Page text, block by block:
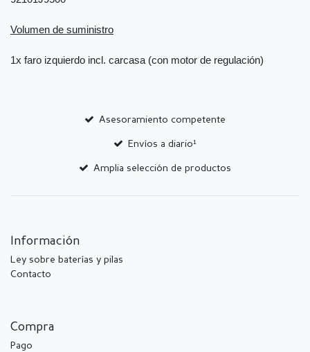
Volumen de suministro
1x faro izquierdo incl. carcasa (con motor de regulación)
Asesoramiento competente
Envíos a diario¹
Amplia selección de productos
Información
Ley sobre baterías y pilas
Contacto
Compra
Pago